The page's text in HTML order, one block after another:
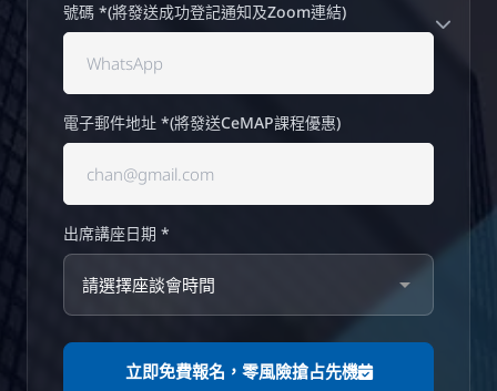
號碼 *(將發送成功登記通知及Zoom連結)
電子郵件地址 *(將發送CeMAP課程優惠)
出席講座日期 *
立即免費報名，零風險搶占先機